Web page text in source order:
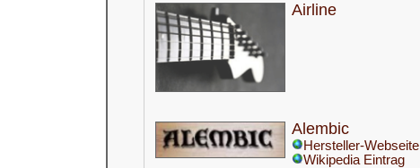
Airline
Alembic
Hersteller-Webseite
Wikipedia Eintrag